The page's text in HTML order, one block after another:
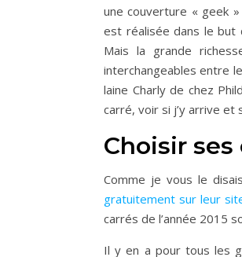
une couverture « geek
est réalisée dans le but
Mais la grande
interchangeables entre
laine Charly de chez
carré, voir si j’y arrive et
Choisir ses
Comme je vous le
gratuitement sur leur
carrés de l’année 2015
Il y en a pour tous les